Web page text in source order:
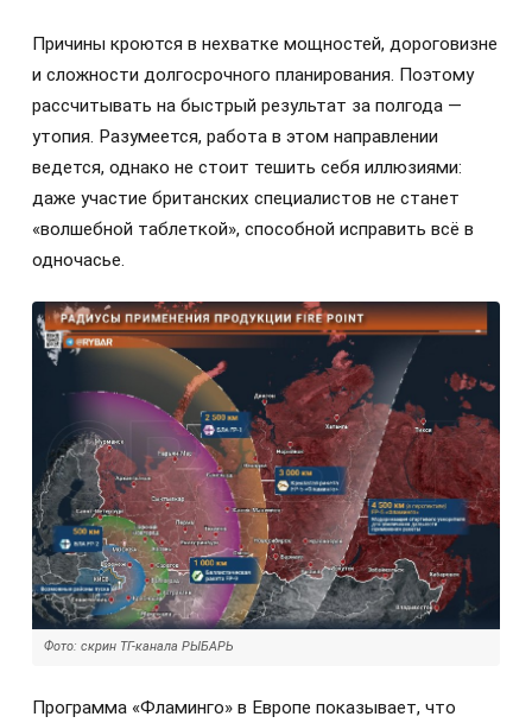
Причины кроются в нехватке мощностей, дороговизне
и сложности долгосрочного планирования. Поэтому
рассчитывать на быстрый результат за полгода —
утопия. Разумеется, работа в этом направлении
ведется, однако не стоит тешить себя иллюзиями:
даже участие британских специалистов не станет
«волшебной таблеткой», способной исправить всё в
одночасье.
Фото: скрин ТГ-канала РЫБАРЬ
Программа «Фламинго» в Европе показывает, что